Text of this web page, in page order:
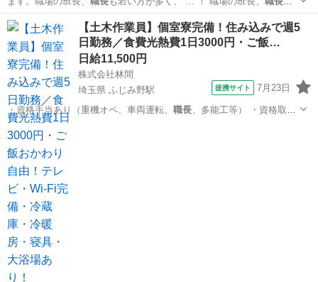
若い方が多く、 …
長野 広丘駅 その他
【土木作業員】個室寮完備！住み込みで週5
日勤務／食費光熱費1日3000円・ご飯…
日給11,500円
株式会社林間
埼玉県 ふじみ野駅
提携サイト 7月23日
・資格手当あり（重機オペ、車両運転、 職長、多能工等） ・資格取得
支援あり ・日…
埼玉